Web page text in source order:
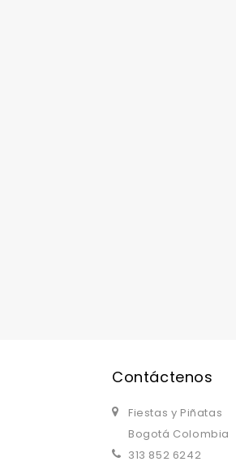
Contáctenos
Fiestas y Piñatas
Bogotá Colombia
313 852 6242